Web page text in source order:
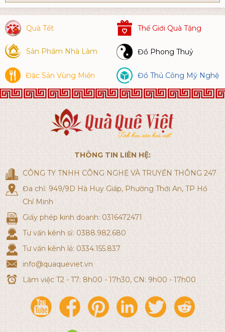
Quà Tết Thế Giới Quà Tặng
Sản Phẩm Nhà Làm Đồ Phong Thuỷ
Đặc Sản Vùng Miền Đồ Thủ Công Mỹ Nghệ
THÔNG TIN LIÊN HỆ:
CÔNG TY TNHH CÔNG NGHỆ VÀ TRUYỀN THÔNG 247
Đa chỉ: 949/9D Hà Huy Giáp, Phường Thới An, TP Hồ
Chí Minh
Giấy phép kinh doanh: 0316472471
Tư vấn kênh sỉ: 0388.982.680
Tư vấn kênh lẻ: 0334.155.837
info@quaqueviet.vn
Làm việc T2 - T7: 8h00 - 17h30, CN: 9h00 - 17h00